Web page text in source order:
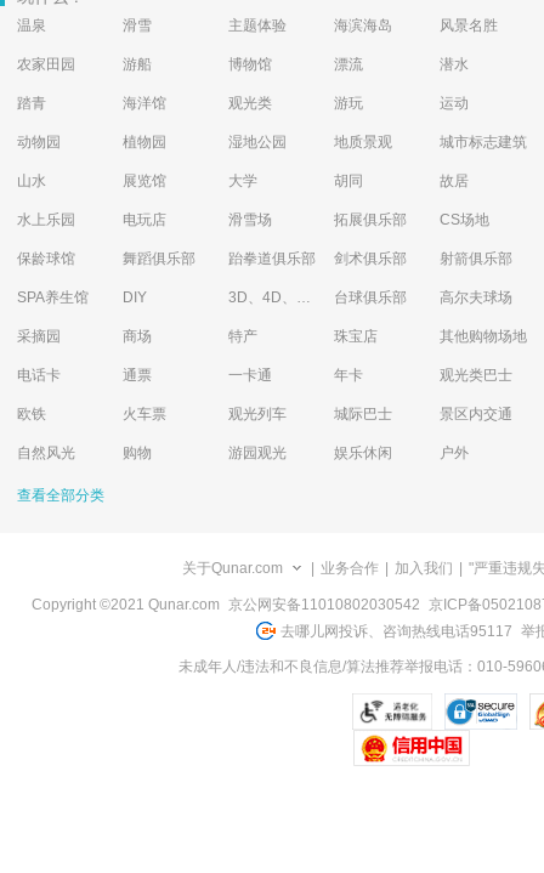
温泉 滑雪 主题体验 海滨海岛 风景名胜
农家田园 游船 博物馆 漂流 潜水
踏青 海洋馆 观光类 游玩 运动
动物园 植物园 湿地公园 地质景观 城市标志建筑
山水 展览馆 大学 胡同 故居
水上乐园 电玩店 滑雪场 拓展俱乐部 CS场地
保龄球馆 舞蹈俱乐部 跆拳道俱乐部 剑术俱乐部 射箭俱乐部
SPA养生馆 DIY 3D、4D、5D艺术体验馆 台球俱乐部 高尔夫球场
采摘园 商场 特产 珠宝店 其他购物场地
电话卡 通票 一卡通 年卡 观光类巴士
欧铁 火车票 观光列车 城际巴士 景区内交通
自然风光 购物 游园观光 娱乐休闲 户外
查看全部分类
关于Qunar.com 业务合作 加入我们 "严重违规
Copyright ©2021 Qunar.com 京公网安备11010802030542 京ICP备
去哪儿网投诉、咨询热线电话95117 举
未成年人/违法和不良信息/算法推荐举报电话：010-